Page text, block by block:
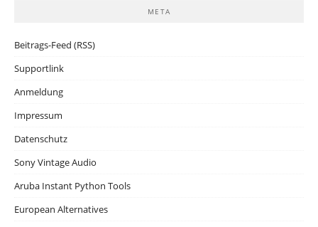
META
Beitrags-Feed (RSS)
Supportlink
Anmeldung
Impressum
Datenschutz
Sony Vintage Audio
Aruba Instant Python Tools
European Alternatives